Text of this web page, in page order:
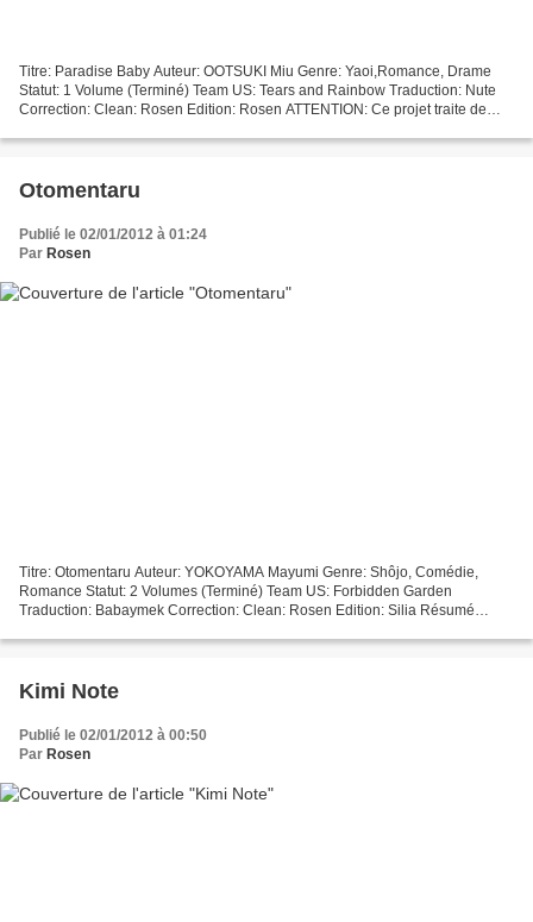
Titre: Paradise Baby Auteur: OOTSUKI Miu Genre: Yaoi,Romance, Drame
Statut: 1 Volume (Terminé) Team US: Tears and Rainbow Traduction: Nute
Correction: Clean: Rosen Edition: Rosen ATTENTION: Ce projet traite de
Otomentaru
Publié le 02/01/2012 à 01:24
Par Rosen
Titre: Otomentaru Auteur: YOKOYAMA Mayumi Genre: Shôjo, Comédie,
Romance Statut: 2 Volumes (Terminé) Team US: Forbidden Garden
Traduction: Babaymek Correction: Clean: Rosen Edition: Silia Résumé
Kimi Note
Publié le 02/01/2012 à 00:50
Par Rosen